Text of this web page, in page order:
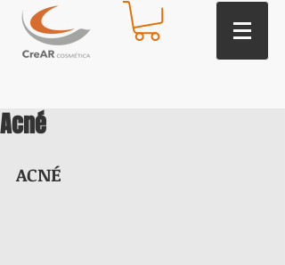
Acné
ACNÉ